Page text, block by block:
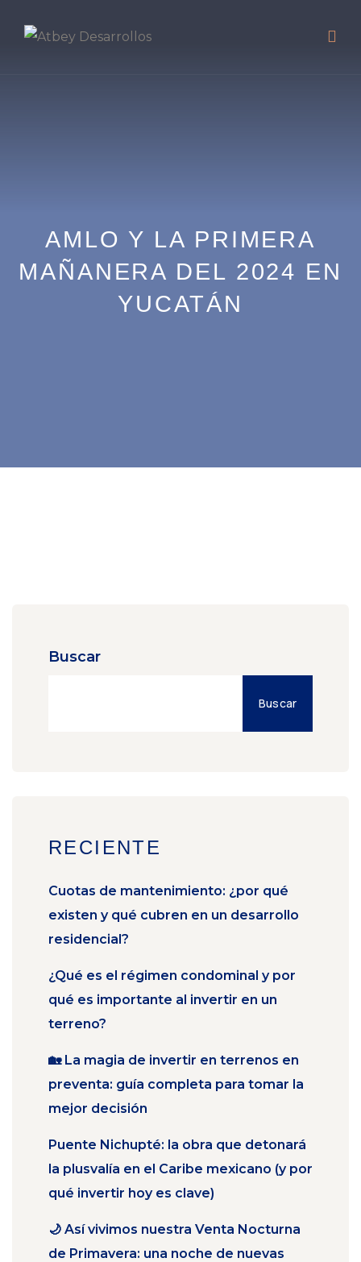
AMLO Y LA PRIMERA
MAÑANERA DEL 2024 EN
YUCATÁN
Buscar
Buscar
RECIENTE
Cuotas de mantenimiento: ¿por qué
existen y qué cubren en un desarrollo
residencial?
¿Qué es el régimen condominal y por
qué es importante al invertir en un
terreno?
🏡 La magia de invertir en terrenos en
preventa: guía completa para tomar la
mejor decisión
Puente Nichupté: la obra que detonará
la plusvalía en el Caribe mexicano (y por
qué invertir hoy es clave)
🌙 Así vivimos nuestra Venta Nocturna
de Primavera: una noche de nuevas